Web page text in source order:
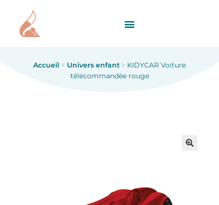
Accueil Univers enfant
KIDYCAR Voiture
télécommandée rouge